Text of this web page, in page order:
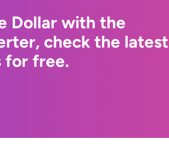
Dollar with the
check the latest
for free.